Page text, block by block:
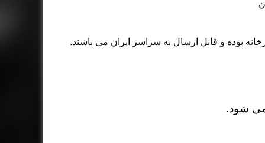
بوده و قابل ارسال به سراسر ایران می باشند.